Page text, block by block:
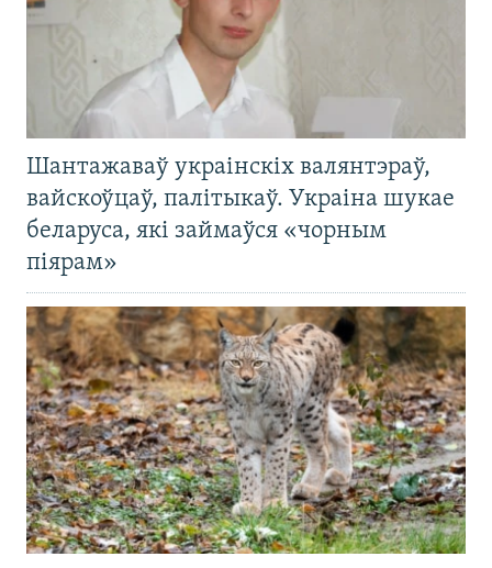
Шантажаваў украінскіх валянтэраў,
вайскоўцаў, палітыкаў. Украіна шукае
беларуса, які займаўся «чорным
піярам»